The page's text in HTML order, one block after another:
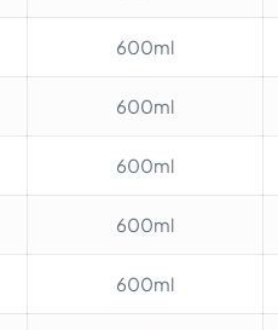
600ml
600ml
600ml
600ml
600ml